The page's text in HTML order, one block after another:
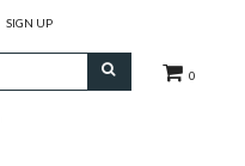
0
SIGN UP